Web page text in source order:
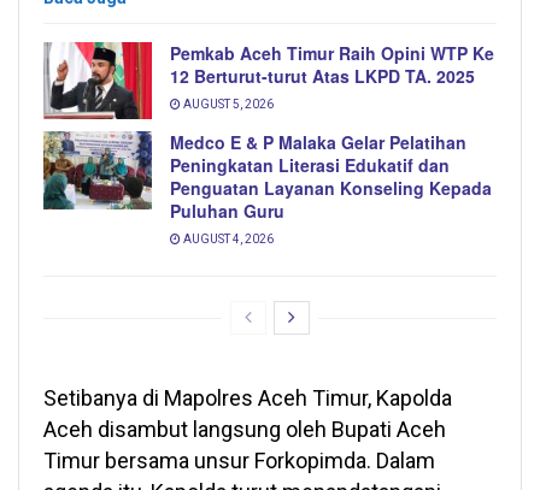
Pemkab Aceh Timur Raih Opini WTP Ke
12 Berturut-turut Atas LKPD TA. 2025
AUGUST 5, 2026
Medco E & P Malaka Gelar Pelatihan
Peningkatan Literasi Edukatif dan
Penguatan Layanan Konseling Kepada
Puluhan Guru
AUGUST 4, 2026
Setibanya di Mapolres Aceh Timur, Kapolda
Aceh disambut langsung oleh Bupati Aceh
Timur bersama unsur Forkopimda. Dalam